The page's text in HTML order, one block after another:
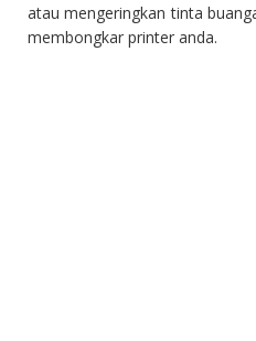
atau mengeringkan tinta
membongkar printer anda.